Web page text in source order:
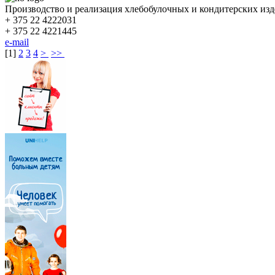
Производство и реализация хлебобулочных и кондитерских
+ 375 22 4222031
+ 375 22 4221445
e-mail
[1] 2 3 4 > >>